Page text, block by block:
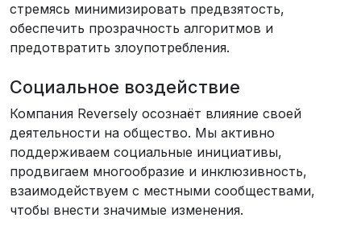
стремясь минимизировать предвзятость,
обеспечить прозрачность алгоритмов и
предотвратить злоупотребления.
Социальное воздействие
Компания Reversely осознаёт влияние своей
деятельности на общество. Мы активно
поддерживаем социальные инициативы,
продвигаем многообразие и инклюзивность,
взаимодействуем с местными сообществами,
чтобы внести значимые изменения.